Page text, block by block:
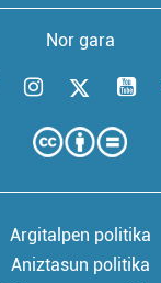
Nor gara
Argitalpen politika
Aniztasun politika